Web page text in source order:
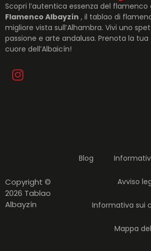
Scopri l’autentica essenza del flamenco
Flamenco Albayzín , il tablao di
migliore vista sull’Alhambra. Vivi uno
passione e arte andalusa. Prenota la tua
cuore dell’Albaicín!
Copyright ©
2026 Tablao
Albayzín
Blog
Avviso
Informativa sui
Mappa